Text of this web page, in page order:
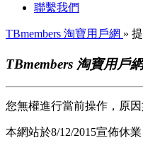
聯繫我們
TBmembers 淘寶用戶網 »
TBmembers 淘寶用戶
您無權進行當前操作，原因
本網站於8/12/2015宣佈休